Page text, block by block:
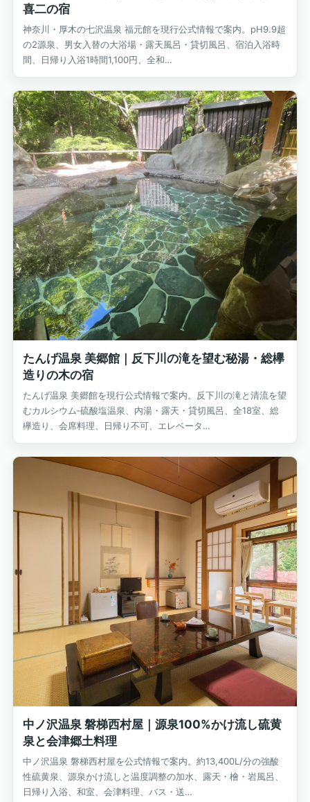
喜二の宿
神奈川・厚木の七沢温泉 福元館を現行公式情報で案内。pH9.9超
の2源泉、男女入替の大浴場・露天風呂・貸切風呂、宿泊入浴時
間、日帰り入浴1時間1,100円、全和…
たんげ温泉 美郷館｜反下川の滝を望む秘湯・総欅
造りの木の宿
たんげ温泉 美郷館を現行公式情報で案内。反下川の滝と清流を望
むカルシウム‐硫酸塩温泉、内湯・露天・貸切風呂、全18室、総
欅造り、会席料理、日帰り不可、エレベータ…
中ノ沢温泉 磐梯西村屋｜源泉100%かけ流し硫黄
泉と会津郷土料理
中ノ沢温泉 磐梯西村屋を公式情報で案内。約13,400L/分の強酸
性硫黄泉、源泉かけ流しと温度調整の加水、露天・檜・岩風呂、
日帰り入浴、和室、会津料理、バス・送…